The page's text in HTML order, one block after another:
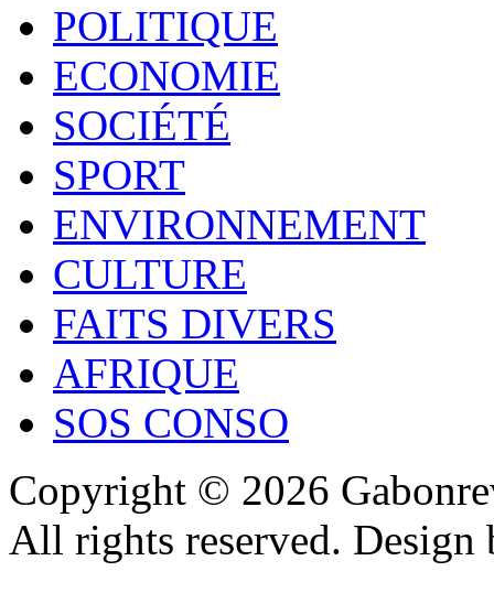
POLITIQUE
ECONOMIE
SOCIÉTÉ
SPORT
ENVIRONNEMENT
CULTURE
FAITS DIVERS
AFRIQUE
SOS CONSO
Copyright © 2026
All rights reserved.